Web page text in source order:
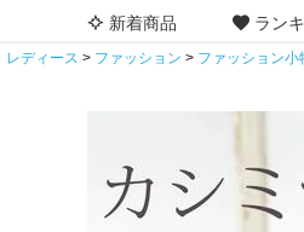
新着商品 ラン
レディース ファッション ファッション小